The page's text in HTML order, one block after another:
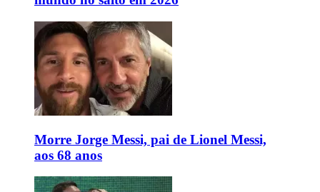
Morre Jorge Messi, pai de Lionel Messi,
aos 68 anos